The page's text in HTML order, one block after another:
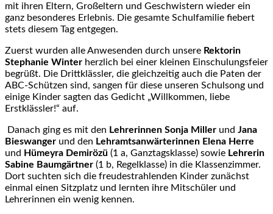
mit ihren Eltern, Großeltern und Geschwistern wieder ein
ganz besonderes Erlebnis. Die gesamte Schulfamilie fiebert
stets diesem Tag entgegen.
Zuerst wurden alle Anwesenden durch unsere Rektorin
Stephanie Winter herzlich bei einer kleinen Einschulungsfeier
begrüßt. Die Drittklässler, die gleichzeitig auch die Paten der
ABC-Schützen sind, sangen für diese unseren Schulsong und
einige Kinder sagten das Gedicht „Willkommen, liebe
Erstklässler!“ auf.
Danach ging es mit den Lehrerinnen Sonja Miller und Jana
Bieswanger und den Lehramtsanwärterinnen Elena Herre
und Hümeyra Demirözü (1 a, Ganztagsklasse) sowie Lehrerin
Sabine Baumgärtner (1 b, Regelklasse) in die Klassenzimmer.
Dort suchten sich die freudestrahlenden Kinder zunächst
einmal einen Sitzplatz und lernten ihre Mitschüler und
Lehrerinnen ein wenig kennen.